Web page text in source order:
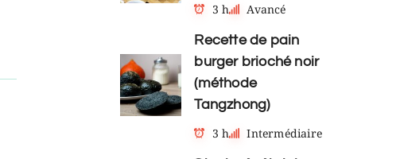
3 h
Avancé
Recette de pain
burger brioché noir
(méthode
Tangzhong)
3 h
Intermédiaire